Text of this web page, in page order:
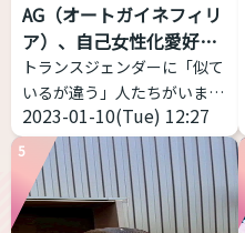
学会は「性別不合学会」です
から「性別不合」に対象が限
定されるとしても、「性別不
合」の現れ方は多様であり、
それに対する対処（治療）
も...
AG（オートガイネフィリ
ア）、自己女性化愛好症
っ...
トランスジェンダーに「似て
いるが違う」人たちがいま
す。今回はAGと略される
（銀やデニムのメーカーじゃ
ないよ）オートガイネフィリ
アを紹介します。 AG（オー
トガイネフィリア）とは？ オ
2023-01-10(Tue) 12:27
5